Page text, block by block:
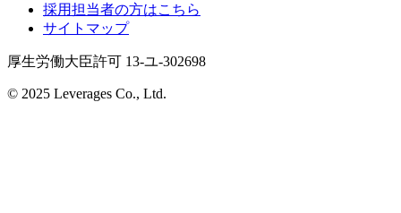
採用担当者の方はこちら
サイトマップ
厚生労働大臣許可 13-ユ-302698
© 2025 Leverages Co., Ltd.